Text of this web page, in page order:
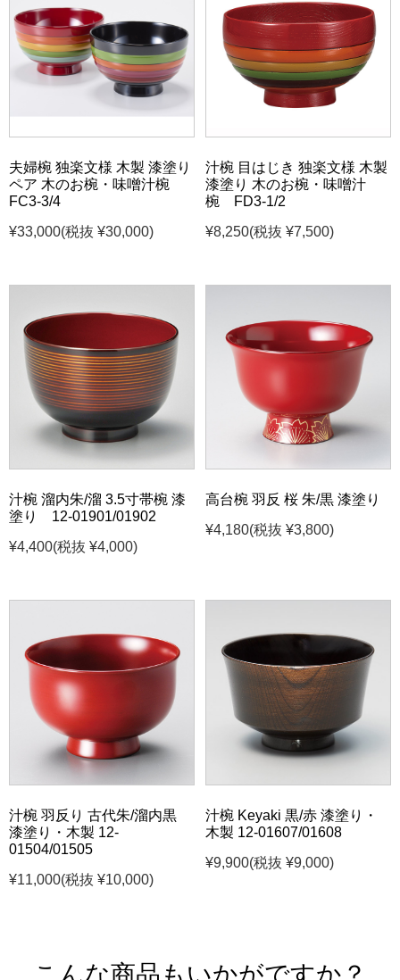
夫婦椀 独楽文様 木製 漆塗り
ペア 木のお椀・味噌汁椀
FC3-3/4
¥33,000(税抜 ¥30,000)
汁椀 目はじき 独楽文様 木製
漆塗り 木のお椀・味噌汁
椀 FD3-1/2
¥8,250(税抜 ¥7,500)
汁椀 溜内朱/溜 3.5寸帯椀 漆
塗り 12-01901/01902
¥4,400(税抜 ¥4,000)
高台椀 羽反 桜 朱/黒 漆塗り
¥4,180(税抜 ¥3,800)
汁椀 羽反り 古代朱/溜内黒
漆塗り・木製 12-
01504/01505
¥11,000(税抜 ¥10,000)
汁椀 Keyaki 黒/赤 漆塗り・
木製 12-01607/01608
¥9,900(税抜 ¥9,000)
こんな商品もいかがですか？